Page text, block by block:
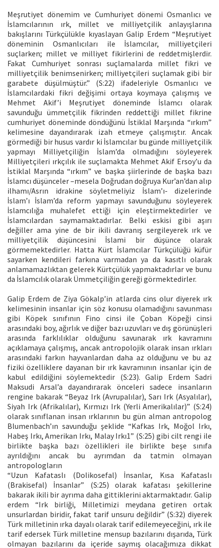
Meşrutiyet dönemim ve Cumhuriyet dönemi Osmanlıcı ve
İslamcılarının ırk, millet ve milliyetçilik anlayışlarına
bakışlarını Türkçülükle kıyaslayan Galip Erdem “Meşrutiyet
döneminin Osmanlıcıları ile İslamcılar, milliyetçileri
suçlarken; millet ve milliyet fikirlerini de reddetmişlerdir.
Fakat Cumhuriyet sonrası suçlamalarda millet fikri ve
milliyetçilik benimsenirken; milliyetçileri suçlamak gibi bir
garabete düşülmüştür.” (S:22) ifadeleriyle Osmanlıcı ve
İslamcılardaki fikri değişimi ortaya koymaya çalışmış ve
Mehmet Akif’i Meşrutiyet döneminde İslamcı olarak
savunduğu ümmetçilik fikrinden reddettiği millet fikrine
cumhuriyet döneminde döndüğünü İstiklal Marşında “ırkım”
kelimesine dayandırarak izah etmeye çalışmıştır. Ancak
görmediği bir husus vardır ki İslamcılar bu günde milliyetçilik
yapmayı Milliyetçiliğin İslam’da olmadığını söyleyerek
Milliyetçileri ırkçılık ile suçlamakta Mehmet Akif Ersoy’u da
İstiklal Marşında “ırkım” ve başka şiirlerinde de başka bazı
İslamcı düşünceler –mesela Doğrudan doğruya Kur’an’dan alıp
ilhamı/Asrın idrakine söyletmeliyiz İslam’ı- dizelerinde
İslam’ı İslam’da reform yapmayı savunduğunu söyleyerek
İslamcılığa muhalefet ettiği için eleştirmektedirler ve
İslamcılardan saymamaktadırlar. Belki eskisi gibi aşırı
değiller ama yine de bir ikili davranış sergileyerek ırk ve
milliyetçilik düşüncesini İslami bir düşünce olarak
görmemektedirler. Hatta Kürt İslamcılar Türkçülüğü küfür
sayarken kendileri farkına varmadan ya da kasıtlı olarak
anlamamazlıktan gelerek Kürtçülük yapmaktadırlar ve bunu
da İslamcılık olarak Ümmetçiliğin gereği görmektedirler.
Galip Erdem de Ziya Gökalp’in atlarda cins olur diyerek ırk
kelimesinin insanlar için söz konusu olamadığını savunması
gibi Köpek sınıfının Fino cinsi ile Çoban Köpeği cinsi
arasındaki boy, ağırlık ve diğer bazı uzuvları ve dış görünüşleri
arasında farklılıklar olduğunu savunarak ırk kavramını
açıklamaya çalışmış, ancak antropolojik olarak insan ırkları
arasındaki farkın hayvanlardan daha az olduğunu ve bu az
fiziki özelliklere dayanan bir ırk kavramının insanlar için de
kabul edildiğini söylemektedir (S:23). Galip Erdem Sadri
Maksudi Arsal’a dayandırarak önceleri sadece insanların
rengine bakarak “Beyaz Irk (Avrupalılar), Sarı Irk (Asyalılar),
Siyah Irk (Afrikalılar), Kırmızı Irk (Yerli Amerikalılar)” (S:24)
olarak sınıflanan insan ırklarının bu gün alman antropolog
Blumenbach’ın savunduğu şeklide “Kafkas Irk, Moğol Irkı,
Habeş Irkı, Amerikan Irkı, Malay Irkı1” (S:25) gibi cilt rengi ile
birlikte başka bazı özellikleri ile birlikte beşe sınıfa
ayrıldığını ancak bu ayrımdan da tatmin olmayan
antropologların
“Uzun Kafataslı (Dolikosefal) İnsanlar, Kısa Kafataslı
(Brakisefal) İnsanlar” (S:25) olarak kafatası şekillerine
bakarak ikili bir ayrıma daha gittiklerini aktarmaktadır. Galip
erdem “Irk birliği, Milletimizi meydana getiren ortak
unsurlardan biridir, fakat tarif unsuru değildir” (S:32) diyerek
Türk milletinin ırka dayalı olarak tarif edilemeyeceğini, ırk ile
tarif edersek Türk milletine mensup bazılarını dışarıda, Türk
olmayan bazılarını da içeride saymış olacağımıza dikkat